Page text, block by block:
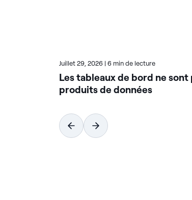
Juillet 29, 2026 | 6 min de lecture
Les tableaux de bord ne sont
produits de données